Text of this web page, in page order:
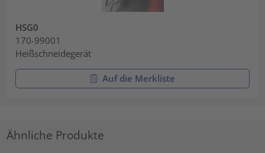
HSG0
170-99001
Heißschneidegerät
Auf die Merkliste
Ähnliche Produkte